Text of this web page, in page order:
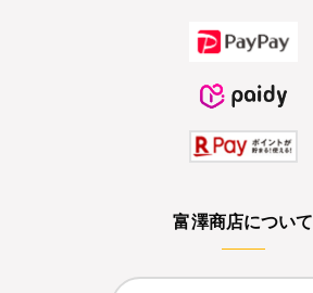
富澤商店について